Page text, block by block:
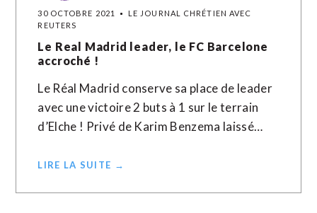
30 OCTOBRE 2021
LE JOURNAL CHRÉTIEN AVEC
REUTERS
Le Real Madrid leader, le FC Barcelone
accroché !
Le Réal Madrid conserve sa place de leader
avec une victoire 2 buts à 1 sur le terrain
d’Elche ! Privé de Karim Benzema laissé…
LIRE LA SUITE →